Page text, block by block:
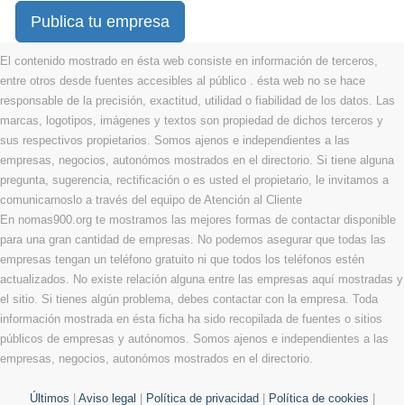
Publica tu empresa
El contenido mostrado en ésta web consiste en información de terceros,
entre otros desde fuentes accesibles al público . ésta web no se hace
responsable de la precisión, exactitud, utilidad o fiabilidad de los datos. Las
marcas, logotipos, imágenes y textos son propiedad de dichos terceros y
sus respectivos propietarios. Somos ajenos e independientes a las
empresas, negocios, autonómos mostrados en el directorio. Si tiene alguna
pregunta, sugerencia, rectificación o es usted el propietario, le invitamos a
comunicarnoslo a través del equipo de Atención al Cliente
En nomas900.org te mostramos las mejores formas de contactar disponible
para una gran cantidad de empresas. No podemos asegurar que todas las
empresas tengan un teléfono gratuito ni que todos los teléfonos estén
actualizados. No existe relación alguna entre las empresas aquí mostradas y
el sitio. Si tienes algún problema, debes contactar con la empresa. Toda
información mostrada en ésta ficha ha sido recopilada de fuentes o sitios
públicos de empresas y autónomos. Somos ajenos e independientes a las
empresas, negocios, autonómos mostrados en el directorio.
Últimos Aviso legal Política de privacidad Política de cookies